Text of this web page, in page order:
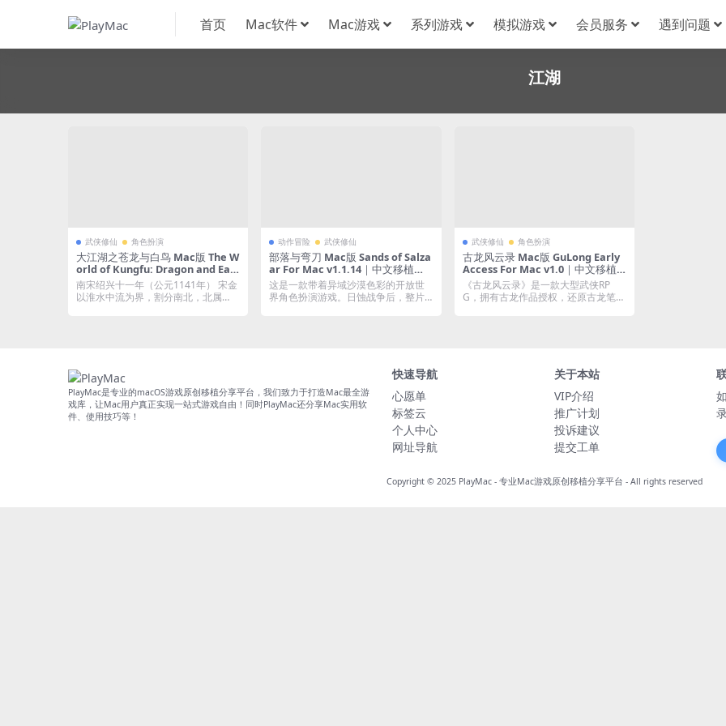
首页 Mac软件 Mac游戏 系列游戏 模拟游戏 会员服务 遇到问题
江湖
武侠修仙 角色扮演
大江湖之苍龙与白鸟 Mac版 The W
orld of Kungfu: Dragon and Eagl
e For Mac Build.17602089｜中文
移植版
南宋绍兴十一年（公元1141年） 宋金
以淮水中流为界，割分南北，北属
动作冒险 武侠修仙
部落与弯刀 Mac版 Sands of Salza
ar For Mac v1.1.14｜中文移植版
｜含Mod+全DLC+可添加Mod
这是一款带着异域沙漠色彩的开放世
界角色扮演游戏。日蚀战争后，整片
武侠修仙 角色扮演
古龙风云录 Mac版 GuLong Early
Access For Mac v1.0｜中文移植
版｜河洛精心打造基于古龙小说世
界观的武侠游戏
《古龙风云录》是一款大型武侠RP
G，拥有古龙作品授权，还原古龙笔下
PlayMac是专业的macOS游戏原创移植分享平台，我们致力于打造Mac最全游
戏库，让Mac用户真正实现一站式游戏自由！同时PlayMac还分享Mac实用软
件、使用技巧等！
快速导航
心愿单
标签云
个人中心
网址导航
关于本站
VIP介绍
推广计划
投诉建议
提交工单
Copyright © 2025 PlayMac - 专业Mac游戏原创移植分享平台 - All rights reserved